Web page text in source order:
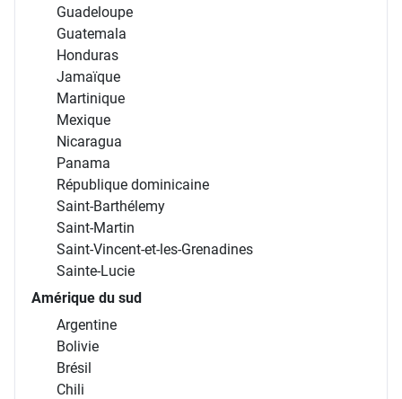
Guadeloupe
Guatemala
Honduras
Jamaïque
Martinique
Mexique
Nicaragua
Panama
République dominicaine
Saint-Barthélemy
Saint-Martin
Saint-Vincent-et-les-Grenadines
Sainte-Lucie
Amérique du sud
Argentine
Bolivie
Brésil
Chili